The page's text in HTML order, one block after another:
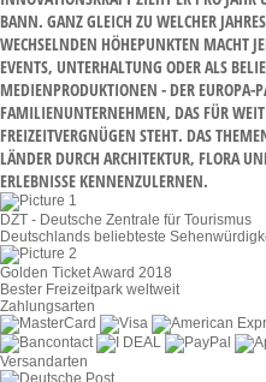
NN. GANZ GLEICH ZU WELCHER
CHSELNDEN HÖHEPUNKTEN MACHT
ENTS, UNTERHALTUNG ODER ALS
IENPRODUKTIONEN - DER EUROPA-PARK
ILIENUNTERNEHMEN, DAS FÜR WEIT
IZEITVERGNÜGEN STEHT. DAS
DER DURCH ARCHITEKTUR, FLORA UND
EBNISSE KENNENZULERNEN.
DZT - Deutsche Zentrale für Tourismus
Deutschlands beliebteste
Golden Ticket Award 2018
Bester Freizeitpark weltweit
Zahlungsarten
Versandarten